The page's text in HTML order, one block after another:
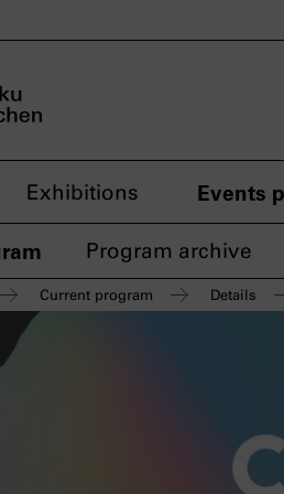
Exhibitions Events
Program archive
Current program Details